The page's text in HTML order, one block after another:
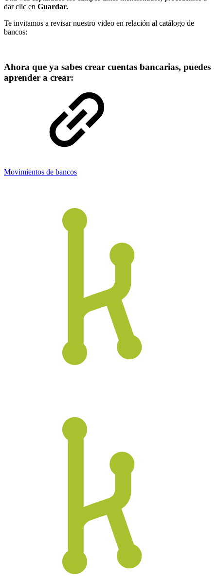
dar clic en Guardar.
Te invitamos a revisar nuestro video en relación al catálogo de
bancos:
Ahora que ya sabes crear cuentas bancarias, puedes
aprender a crear:
Movimientos de bancos